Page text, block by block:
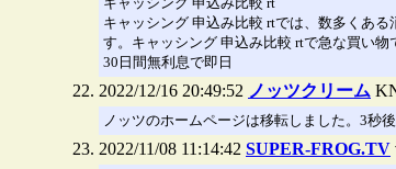
キャッシング 申込み比較 rtでは、数多くあ
す。キャッシング 申込み比較 rtで急な買い
30日間無利息で即日
2022/12/16 20:49:52 ノッツクリーム
ノッツのホームページは移転しました。3秒
2022/11/08 11:14:42 SUPER-FROG.TV